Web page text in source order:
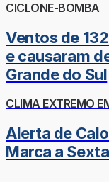
CICLONE-BOMBA
Ventos de
e causaram
Grande do Sul
CLIMA EXTREMO
Alerta de
Marca a